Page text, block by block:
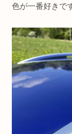
色が一番好きで